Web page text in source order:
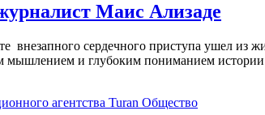
Маис Ализаде
внезапного сердечного приступа ушел
и глубоким пониманием
Общество